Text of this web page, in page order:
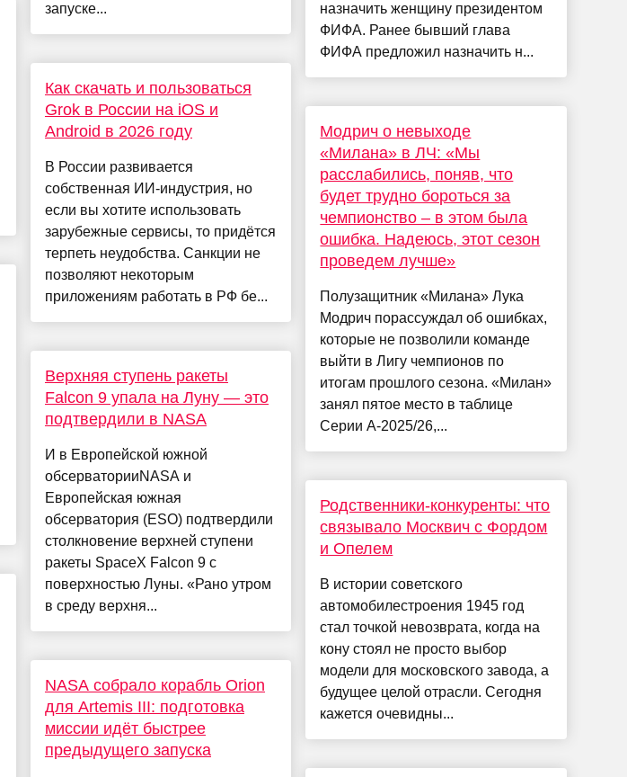
запуске...
Как скачать и пользоваться
Grok в России на iOS и
Android в 2026 году
В России развивается
собственная ИИ-индустрия, но
если вы хотите использовать
зарубежные сервисы, то придётся
терпеть неудобства. Санкции не
позволяют некоторым
приложениям работать в РФ бе...
Верхняя ступень ракеты
Falcon 9 упала на Луну — это
подтвердили в NASA
И в Европейской южной
обсерваторииNASA и
Европейская южная
обсерватория (ESO) подтвердили
столкновение верхней ступени
ракеты SpaceX Falcon 9 с
поверхностью Луны. «Рано утром
в среду верхня...
NASA собрало корабль Orion
для Artemis III: подготовка
миссии идёт быстрее
предыдущего запуска
назначить женщину президентом
ФИФА. Ранее бывший глава
ФИФА предложил назначить н...
Модрич о невыходе
«Милана» в ЛЧ: «Мы
расслабились, поняв, что
будет трудно бороться за
чемпионство – в этом была
ошибка. Надеюсь, этот сезон
проведем лучше»
Полузащитник «Милана» Лука
Модрич порассуждал об ошибках,
которые не позволили команде
выйти в Лигу чемпионов по
итогам прошлого сезона. «Милан»
занял пятое место в таблице
Серии А-2025/26,...
Родственники-конкуренты: что
связывало Москвич с Фордом
и Опелем
В истории советского
автомобилестроения 1945 год
стал точкой невозврата, когда на
кону стоял не просто выбор
модели для московского завода, а
будущее целой отрасли. Сегодня
кажется очевидны...